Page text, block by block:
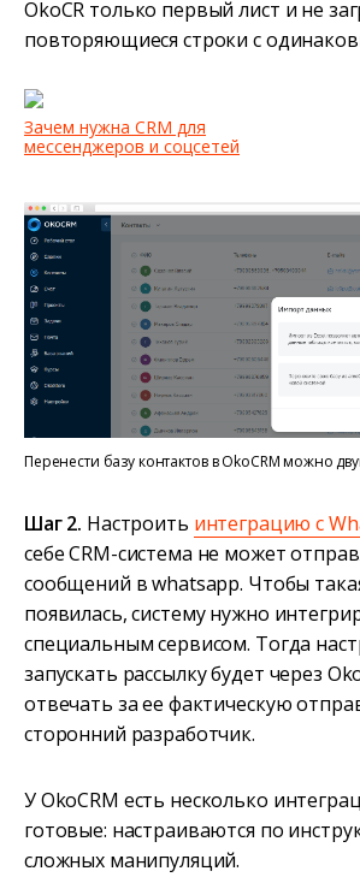
OkoCR только первый лист и не
повторяющиеся строки с
Зачем нужна CRM для
мессенджеров и соцсетей
Перенести базу контактов в OkoCRM можно
Шаг 2. Настроить интеграцию с
себе CRM-система не может
сообщений в whatsapp. Чтобы
появилась, систему нужно
специальным сервисом. Тогда
запускать рассылку будет через
отвечать за ее фактическую
сторонний разработчик.
У OkoCRM есть несколько
готовые: настраиваются по
сложных манипуляций.